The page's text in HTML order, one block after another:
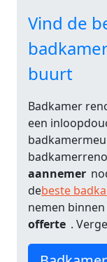
Vind de
buurt
Badkamer
een
aannemer
debeste
nemen
offerte .